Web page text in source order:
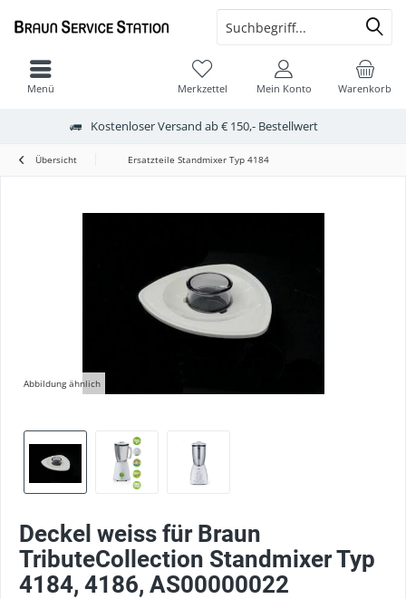
Kostenloser Versand ab € 150,- Bestellwert
Warenkorb
Merkzettel Mein Konto
Menü
Übersicht Ersatzteile Standmixer Typ 4184
Abbildung ähnlich
Deckel weiss für Braun
TributeCollection Standmixer Typ
4184, 4186, AS00000022